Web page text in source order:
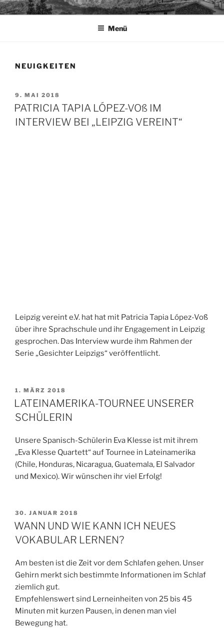
Zum
InhaltTAPIA.DE
Sprachen für das Leben
Menü
NEUIGKEITEN
VERÖFFENTLICHT
AM
9. MAI 2018
PATRICIA TAPIA LÓPEZ-VOß IM
INTERVIEW BEI „LEIPZIG VEREINT“
Leipzig vereint e.V. hat hat mit Patricia Tapia López-Voß
über ihre Sprachschule und ihr Engagement in Leipzig
gesprochen. Das Interview wurde ihm Rahmen der
Serie „Gesichter Leipzigs“ veröffentlicht.
VERÖFFENTLICHT
AM
1. MÄRZ 2018
LATEINAMERIKA-TOURNEE UNSERER
SCHÜLERIN
Unsere Spanisch-Schülerin Eva Klesse ist mit ihrem
„Eva Klesse Quartett“ auf Tournee in Lateinamerika
(Chile, Honduras, Nicaragua, Guatemala, El Salvador
und Mexico). Wir wünschen ihr viel Erfolg!
VERÖFFENTLICHT
AM
30. JANUAR 2018
WANN UND WIE KANN ICH NEUES
VOKABULAR LERNEN?
Am besten ist die Zeit vor dem Schlafen gehen. Unser
Gehirn merkt sich bestimmte Informationen im Schlaf
ziemlich gut.
Empfehlenswert sind Lerneinheiten von 25 bis 45
Minuten mit kurzen Pausen, in denen man viel
Bewegung hat.